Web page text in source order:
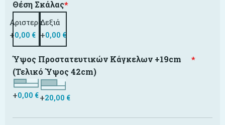
*
Θέση Σκάλας
Αριστερά
+0,00 €
Δεξιά
+0,00 €
*
Ύψος Προστατευτικών Κάγκελων +19cm
(Τελικό Ύψος 42cm)
+0,00 €+20,00 €